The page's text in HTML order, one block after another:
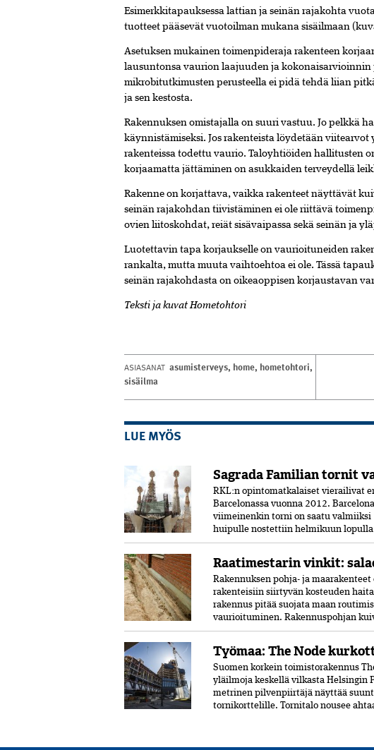
Esimerkkitapauksessa lattian ja seinän rajakohta
tuotteet pääsevät vuotoilman mukana sisäilmaan
Asetuksen mukainen toimenpideraja rakenteen
lausuntonsa vaurion laajuuden ja kokonaisarvioinnin
mikrobitutkimusten perusteella ei pidä tehdä liian
ja sen kestosta.
Rakennuksen omistajalla on suuri vastuu. Jo pelkkä
käynnistämiseksi. Jos rakenteista löydetään
rakenteissa todettu vaurio. Taloyhtiöiden hallitusten
korjaamatta jättäminen on asukkaiden terveydellä
Rakenne on korjattava, vaikka rakenteet näyttävät
seinän rajakohdan tiivistäminen ei ole riittävä
ovien liitoskohdat, reiät sisävaipassa sekä seinän ja
Luotettavin tapa korjaukselle on vaurioituneiden
rankalta, mutta muuta vaihtoehtoa ei ole. Tässä
seinän rajakohdasta on oikeaoppisen korjaustavan
Teksti ja kuvat Hometohtori
ASIASANAT asumisterveys, home, hometohtori,
sisäilma
LUE MYÖS
Sagrada Familian tornit
RKL:n opintomatkalaiset vierailivat
Barcelonassa vuonna 2012.
viimeinenkin torni on saatu
huipulle nostettiin helmikuun
Raatimestarin vinkit:
Rakennuksen pohja- ja
rakenteisiin siirtyvän kosteuden
rakennus pitää suojata maan
vaurioituminen. Rakennuspohjan
Työmaa: The Node
Suomen korkein toimistorakennus
yläilmoja keskellä vilkasta Helsingin
metrinen pilvenpiirtäjä näyttää
tornikorttelille. Tornitalo nousee